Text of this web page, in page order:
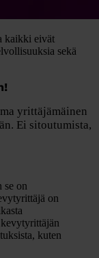
kaikki eivät
sekä
yrittäjämäinen
Ei sitoutumista,
se on
on
kuten